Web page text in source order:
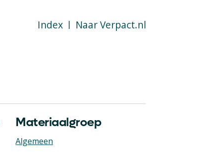
Index | Naar Verpact.nl
Materiaalgroep
Algemeen